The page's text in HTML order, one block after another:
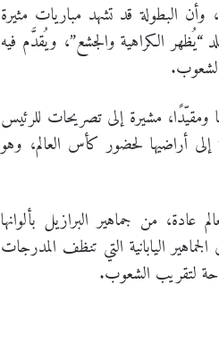
وأن البطولة قد تشهد مباريات مثيرة
الكراهية والجشع”، ويُقدَّم فيه
ومقيّدًا، مشيرة إلى تصريحات للرئيس
أراضيها لحضور كأس العالم، وهو
عادة، من جماهير البرازيل بألوانها
اليابانية التي تنظف المدرجات
لتقريب الشعوب.